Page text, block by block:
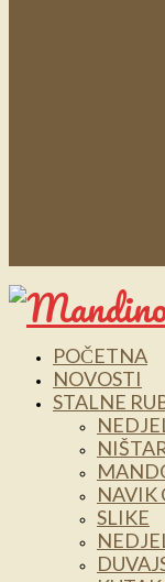
POČETNA
NOVOSTI
STALNE
NAVIK
SLIKE